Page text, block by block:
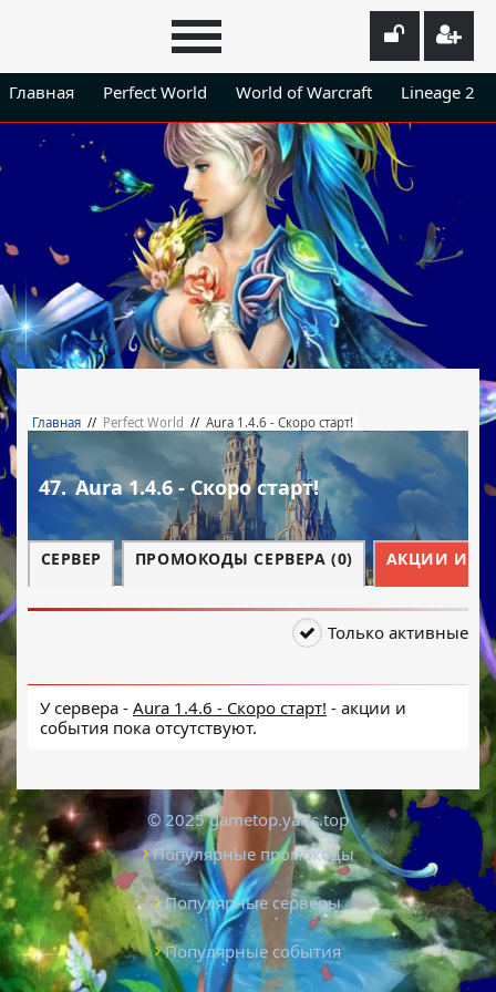
Главная Perfect World World of Warcraft Lineage 2
Главная // Perfect World // Aura 1.4.6 - Скоро старт!
47. Aura 1.4.6 - Скоро старт!
СЕРВЕР ПРОМОКОДЫ СЕРВЕРА (0) АКЦИИ И
Только активные
У сервера - Aura 1.4.6 - Скоро старт! - акции и
события пока отсутствуют.
© 2025 gametop.yaris.top
Популярные промокоды
Популярные серверы
Популярные события